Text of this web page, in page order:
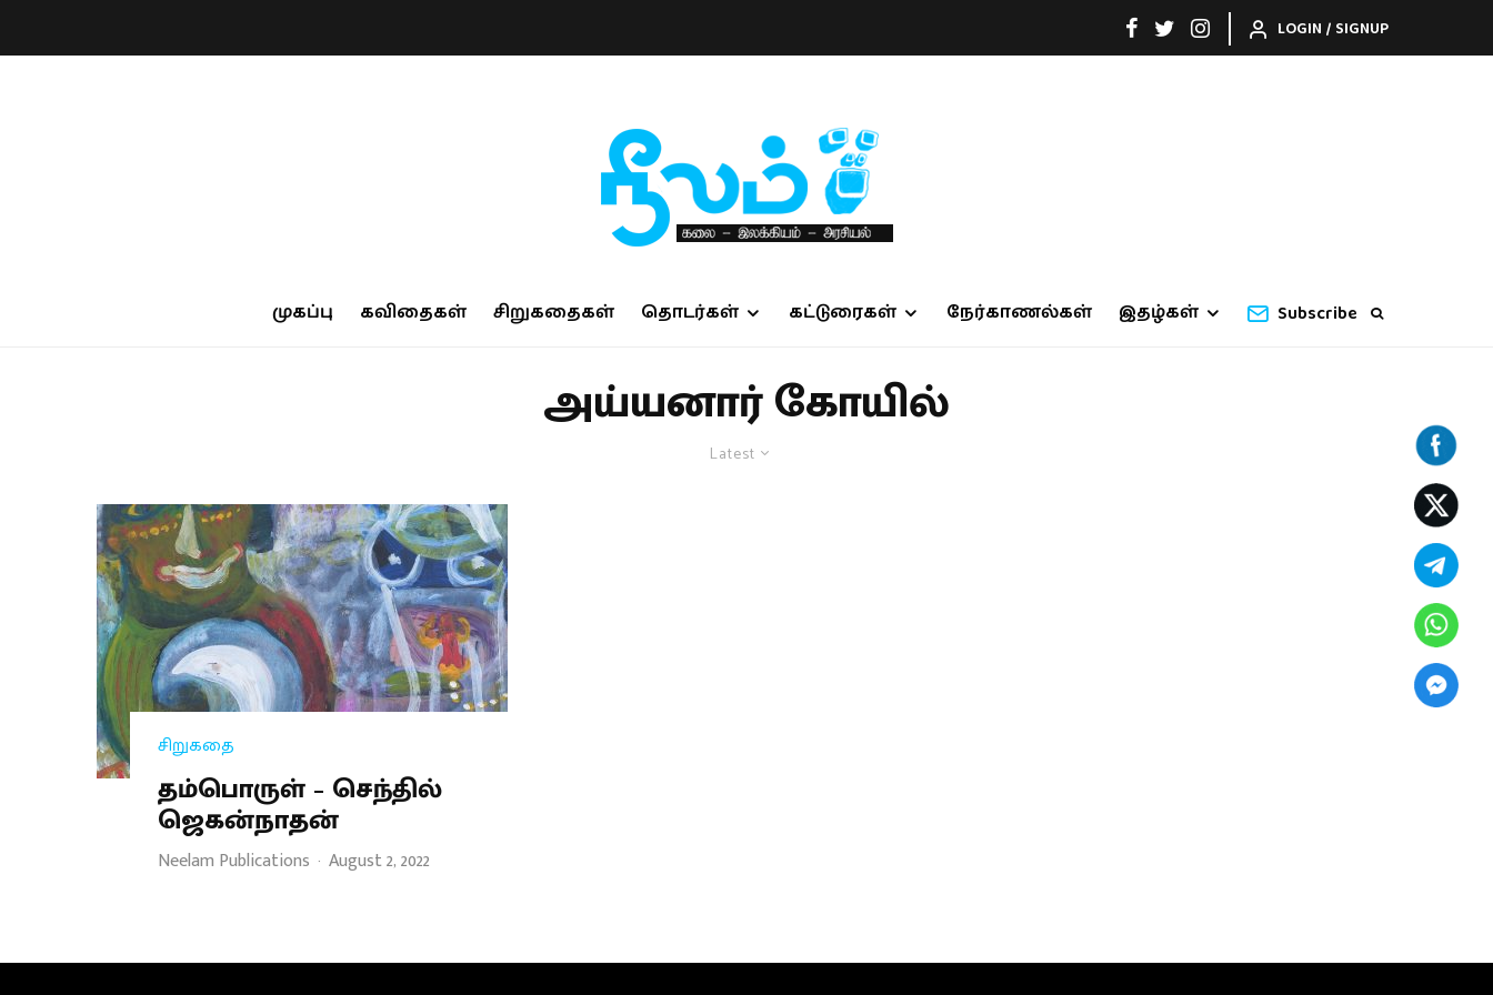
LOGIN / SIGNUP
முகப்பு கவிதைகள் சிறுகதைகள் தொடர்கள் கட்டுரைகள் நேர்காணல்கள் இதழ்கள் Subscribe
அய்யனார் கோயில்
Latest
சிறுகதை
தம்பொருள் – செந்தில்
ஜெகன்நாதன்
Neelam Publications · August 2, 2022